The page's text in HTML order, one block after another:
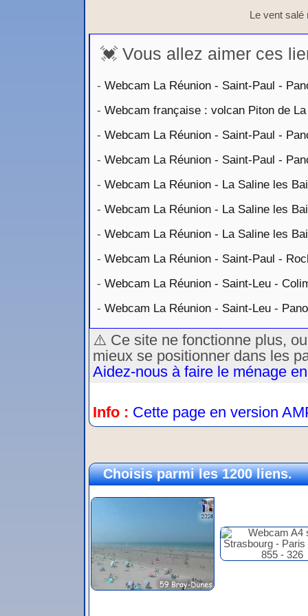
Le vent salé
💓 Vous allez aimer ces
- Webcam La Réunion - Saint-Paul -
- Webcam française : volcan Piton de
- Webcam La Réunion - Saint-Paul -
- Webcam La Réunion - Saint-Paul -
- Webcam La Réunion - La Saline les
- Webcam La Réunion - La Saline les
- Webcam La Réunion - La Saline les
- Webcam La Réunion - Saint-Paul -
- Webcam La Réunion - Saint-Leu -
- Webcam La Réunion - Saint-Leu -
⚠️ Ce site ne fonctionne plus,
mieux se positionner dans les
Aidez-nous à faire le ménage
Info : Cette page en version
Choisis parmi les 1200 liens.